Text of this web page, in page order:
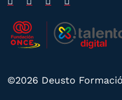
©2026 Deusto